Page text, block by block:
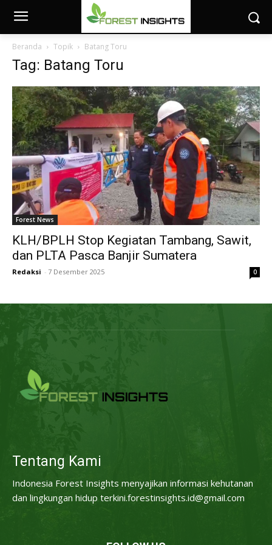
Beranda Topik Batang Toru
Tag: Batang Toru
Forest News
KLH/BPLH Stop Kegiatan Tambang, Sawit,
dan PLTA Pasca Banjir Sumatera
Redaksi - 7 Desember 2025 0
Tentang Kami
Indonesia Forest Insights menyajikan informasi kehutanan
dan lingkungan hidup terkini.forestinsights.id@gmail.com